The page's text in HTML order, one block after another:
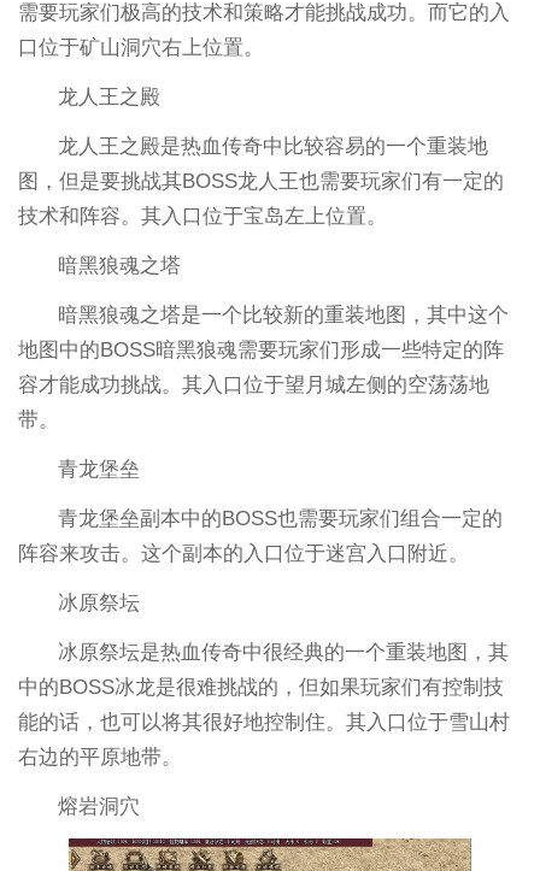
需要玩家们极高的技术和策略才能挑战成功。而它的入
口位于矿山洞穴右上位置。
龙人王之殿
龙人王之殿是热血传奇中比较容易的一个重装地
图，但是要挑战其BOSS龙人王也需要玩家们有一定的
技术和阵容。其入口位于宝岛左上位置。
暗黑狼魂之塔
暗黑狼魂之塔是一个比较新的重装地图，其中这个
地图中的BOSS暗黑狼魂需要玩家们形成一些特定的阵
容才能成功挑战。其入口位于望月城左侧的空荡荡地
带。
青龙堡垒
青龙堡垒副本中的BOSS也需要玩家们组合一定的
阵容来攻击。这个副本的入口位于迷宫入口附近。
冰原祭坛
冰原祭坛是热血传奇中很经典的一个重装地图，其
中的BOSS冰龙是很难挑战的，但如果玩家们有控制技
能的话，也可以将其很好地控制住。其入口位于雪山村
右边的平原地带。
熔岩洞穴